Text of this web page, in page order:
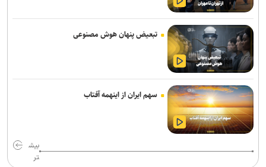
تاجدار و صادقی دستیاران جدید الهامی در پیکان
دانایی دوباره خیبری شد
بودجه فوتبال؟
فلاح به صنعت نفت پیوست
مدیرعامل پرسپولیس سفیر افتخاری چوگان شد
مدال طلای زارعی در بلاروس/ دومین رکوردشکنی دونده ایران در آستانه
تبعیض پنهان هوش مصنوعی
سهم ایران از اینهمه آفتاب
بیش
تر